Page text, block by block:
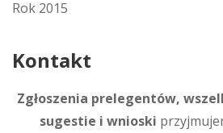
Rok 2015
Kontakt
Zgłoszenia prelegentów,
sugestie i wnioski